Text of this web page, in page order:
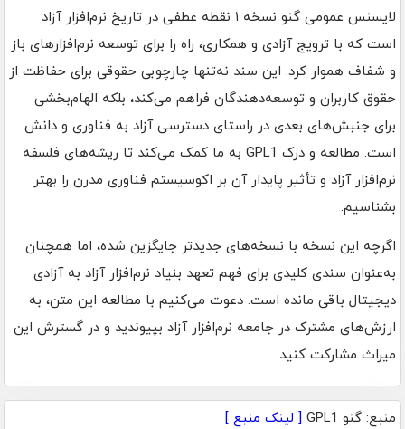
لایسنس عمومی گنو نسخه ۱ نقطه عطفی در تاریخ نرم‌افزار آزاد
است که با ترویج آزادی و همکاری، راه را برای توسعه نرم‌افزارهای باز
و شفاف هموار کرد. این سند نه‌تنها چارچوبی حقوقی برای حفاظت از
حقوق کاربران و توسعه‌دهندگان فراهم می‌کند، بلکه الهام‌بخشی
برای جنبش‌های بعدی در راستای دسترسی آزاد به فناوری و دانش
است. مطالعه و درک GPL1 به ما کمک می‌کند تا ریشه‌های فلسفه
نرم‌افزار آزاد و تأثیر پایدار آن بر اکوسیستم فناوری مدرن را بهتر
بشناسیم.
اگرچه این نسخه با نسخه‌های جدیدتر جایگزین شده، اما همچنان
به‌عنوان سندی کلیدی برای فهم تعهد بنیاد نرم‌افزار آزاد به آزادی
دیجیتال باقی مانده است. دعوت می‌کنیم با مطالعه این متن، به
ارزش‌های مشترک در جامعه نرم‌افزار آزاد بپیوندید و در گسترش این
میراث مشارکت کنید.
منبع: گنو GPL1 [ لینک منبع ]